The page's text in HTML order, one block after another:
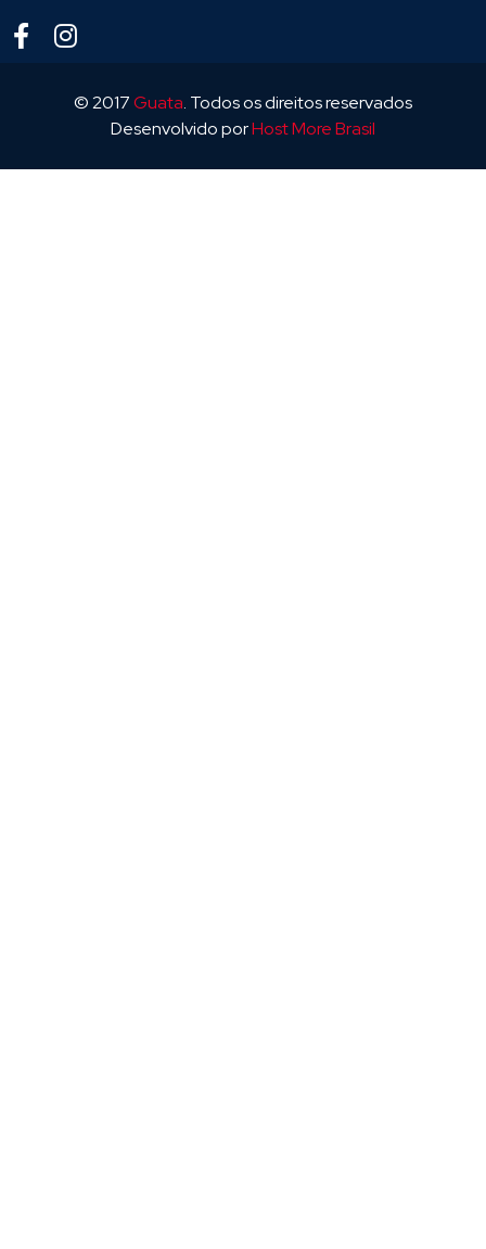
© 2017Guata. Todos os direitos reservados
Desenvolvido porHost More Brasil